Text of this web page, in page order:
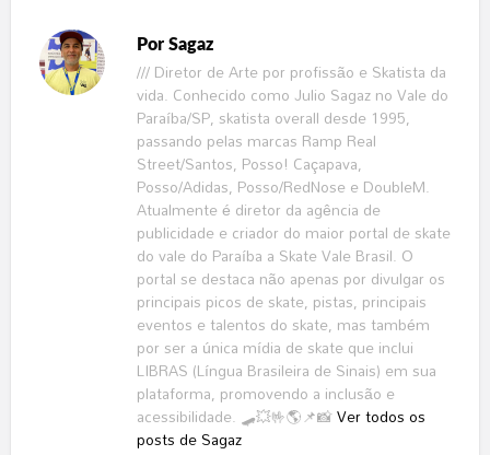
Por Sagaz
/// Diretor de Arte por profissão e Skatista da
vida. Conhecido como Julio Sagaz no Vale do
Paraíba/SP, skatista overall desde 1995,
passando pelas marcas Ramp Real
Street/Santos, Posso! Caçapava,
Posso/Adidas, Posso/RedNose e DoubleM.
Atualmente é diretor da agência de
publicidade e criador do maior portal de skate
do vale do Paraíba a Skate Vale Brasil. O
portal se destaca não apenas por divulgar os
principais picos de skate, pistas, principais
eventos e talentos do skate, mas também
por ser a única mídia de skate que inclui
LIBRAS (Língua Brasileira de Sinais) em sua
plataforma, promovendo a inclusão e
acessibilidade. 🛹💥🤟🌎📌📸Ver todos os
posts de Sagaz